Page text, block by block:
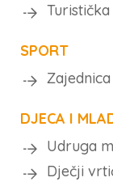
SPORT
DJECA I
Udruga
Dječji